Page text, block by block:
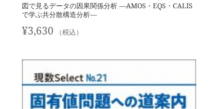
図で見るデータの因果関係分析 —AMOS・EQS・CALIS
で学ぶ共分散構造分析—
¥3,630 （税込）